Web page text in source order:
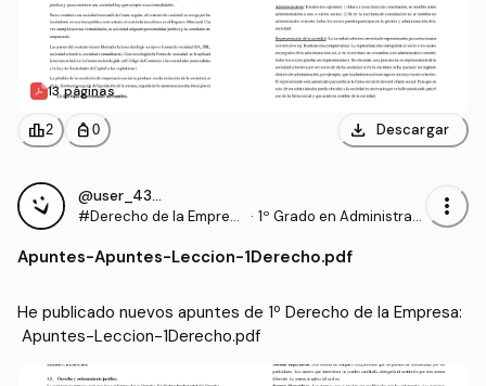
13 páginas
leaderboard2 personal_bag 0 download Descargar
@user_4327132
#Derecho de la Empres
· 1º Grado en Administraci
sas (UCAVILA)
more_vert
Apuntes-Apuntes-Leccion-1Derecho.pdf
He publicado nuevos apuntes de 1º Derecho de la Empresa:
Apuntes-Leccion-1Derecho.pdf